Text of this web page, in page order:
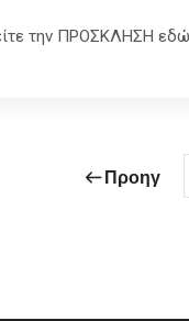
την ΠΡΟΣΚΛΗΣΗ
Προηγ